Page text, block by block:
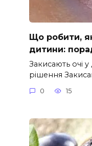
Що робити,
дитини:
Закисають очі
рішення
0 15